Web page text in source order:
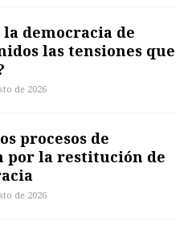
la democracia de
las tensiones que
de 2026
procesos de
por la restitución de
de 2026